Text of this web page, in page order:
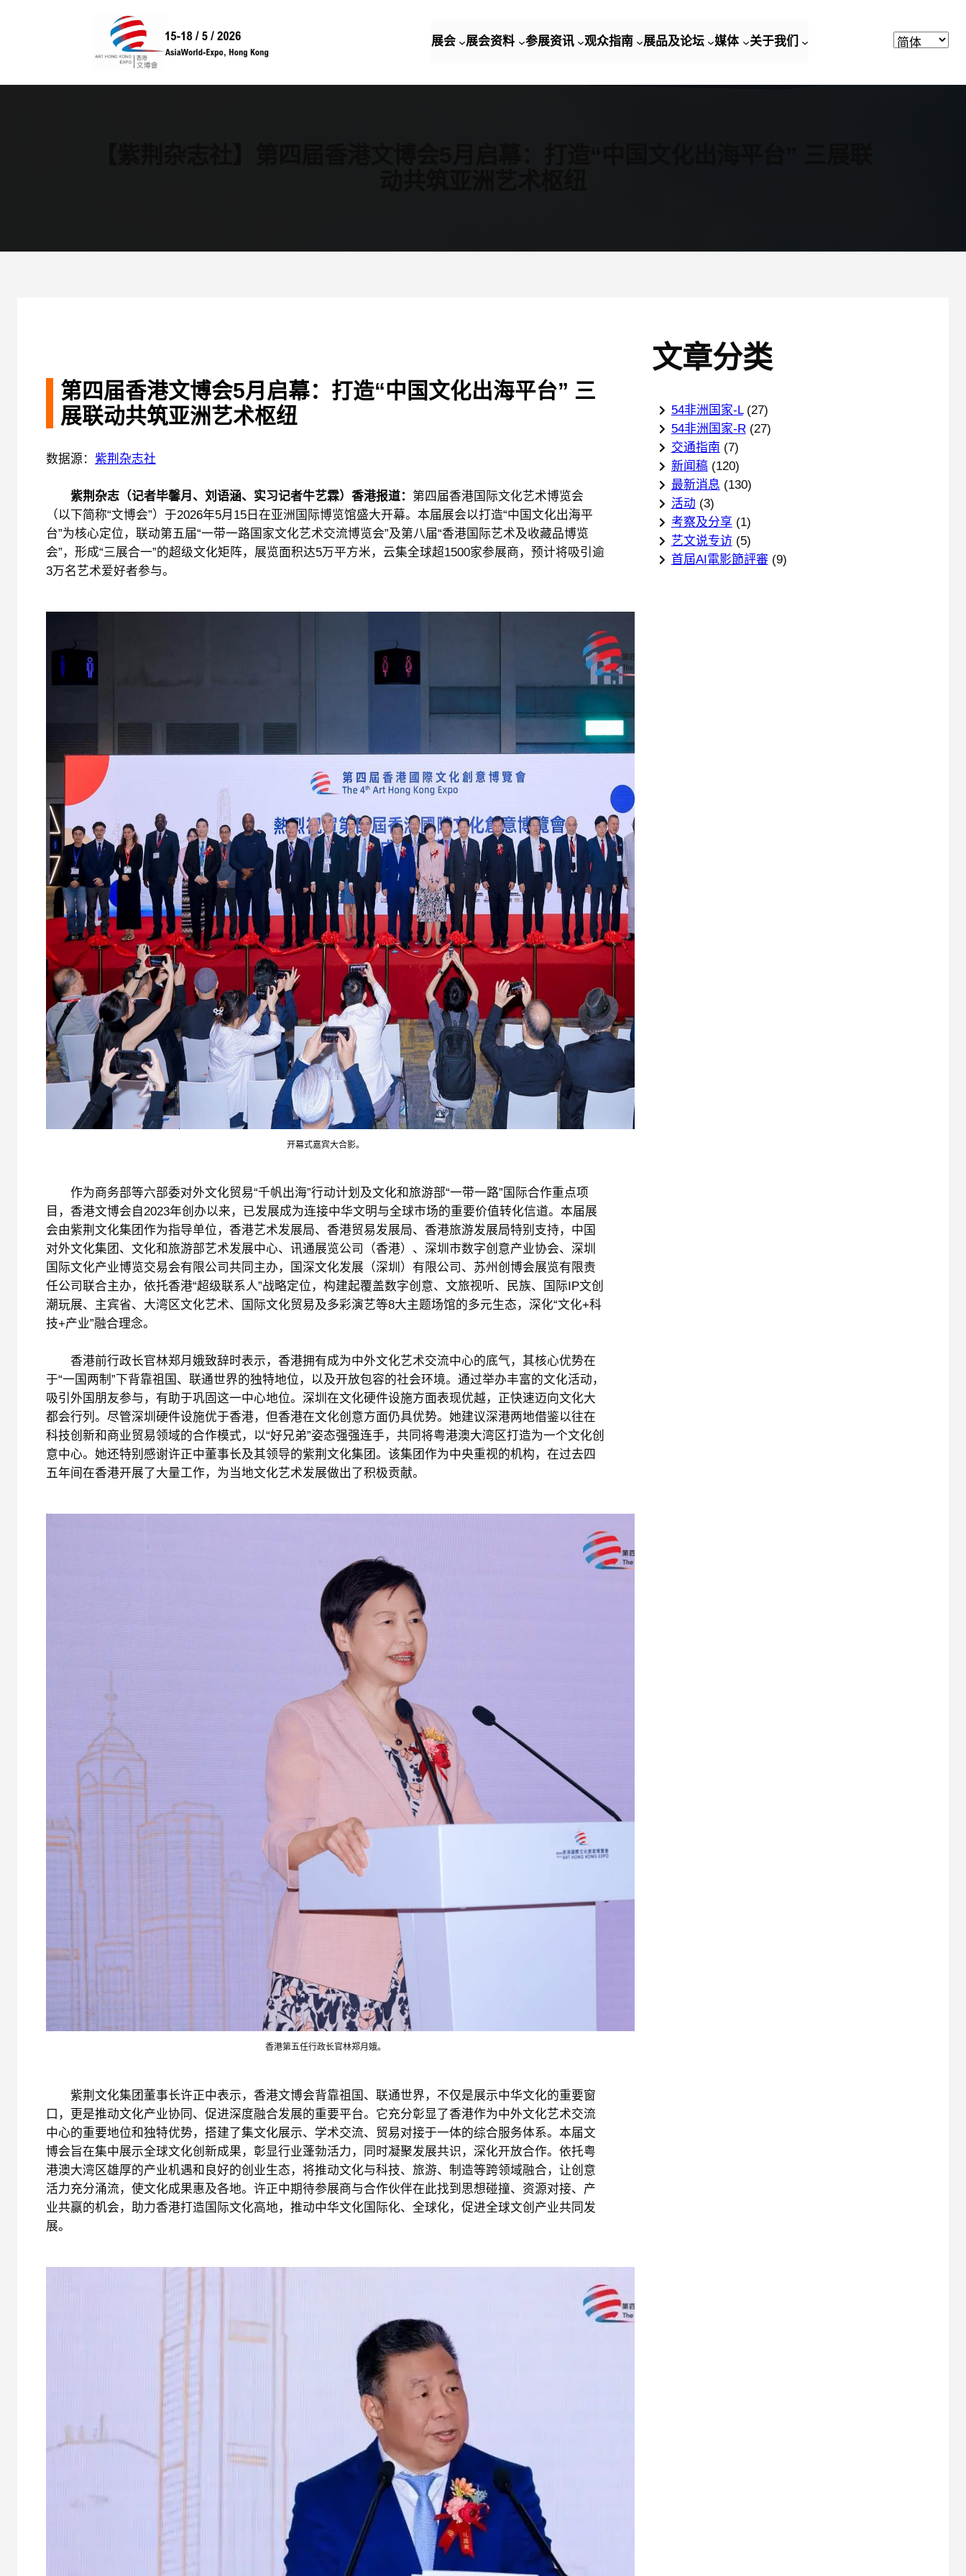
展会 展会资料 参展资讯 观众指南 展品及论坛 媒体 关于我们
第四届香港文博会5月启幕：打造“中国文化出海平台” 三
展联动共筑亚洲艺术枢纽
数据源： 紫荆杂志社
紫荆杂志（记者毕馨月、刘语涵、实习记者牛艺霖）香港报道： 第四届香港国际文化艺术博览会
（以下简称“文博会”）于2026年5月15日在亚洲国际博览馆盛大开幕。本届展会以打造“中国文化出海平
台”为核心定位，联动第五届“一带一路国家文化艺术交流博览会”及第八届“香港国际艺术及收藏品博览
会”，形成“三展合一”的超级文化矩阵，展览面积达5万平方米，云集全球超1500家参展商，预计将吸引逾
3万名艺术爱好者参与。
开幕式嘉宾大合影。
作为商务部等六部委对外文化贸易“千帆出海”行动计划及文化和旅游部“一带一路”国际合作重点项
目，香港文博会自2023年创办以来，已发展成为连接中华文明与全球市场的重要价值转化信道。本届展
会由紫荆文化集团作为指导单位，香港艺术发展局、香港贸易发展局、香港旅游发展局特别支持，中国
对外文化集团、文化和旅游部艺术发展中心、讯通展览公司（香港）、深圳市数字创意产业协会、深圳
国际文化产业博览交易会有限公司共同主办，国深文化发展（深圳）有限公司、苏州创博会展览有限责
任公司联合主办，依托香港“超级联系人”战略定位，构建起覆盖数字创意、文旅视听、民族、国际IP文创
潮玩展、主宾省、大湾区文化艺术、国际文化贸易及多彩演艺等8大主题场馆的多元生态，深化“文化+科
技+产业”融合理念。
香港前行政长官林郑月娥致辞时表示，香港拥有成为中外文化艺术交流中心的底气，其核心优势在
于“一国两制”下背靠祖国、联通世界的独特地位，以及开放包容的社会环境。通过举办丰富的文化活动，
吸引外国朋友参与，有助于巩固这一中心地位。深圳在文化硬件设施方面表现优越，正快速迈向文化大
都会行列。尽管深圳硬件设施优于香港，但香港在文化创意方面仍具优势。她建议深港两地借鉴以往在
科技创新和商业贸易领域的合作模式，以“好兄弟”姿态强强连手，共同将粤港澳大湾区打造为一个文化创
意中心。她还特别感谢许正中董事长及其领导的紫荆文化集团。该集团作为中央重视的机构，在过去四
五年间在香港开展了大量工作，为当地文化艺术发展做出了积极贡献。
香港第五任行政长官林郑月娥。
紫荆文化集团董事长许正中表示，香港文博会背靠祖国、联通世界，不仅是展示中华文化的重要窗
口，更是推动文化产业协同、促进深度融合发展的重要平台。它充分彰显了香港作为中外文化艺术交流
中心的重要地位和独特优势，搭建了集文化展示、学术交流、贸易对接于一体的综合服务体系。本届文
博会旨在集中展示全球文化创新成果，彰显行业蓬勃活力，同时凝聚发展共识，深化开放合作。依托粤
港澳大湾区雄厚的产业机遇和良好的创业生态，将推动文化与科技、旅游、制造等跨领域融合，让创意
活力充分涌流，使文化成果惠及各地。许正中期待参展商与合作伙伴在此找到思想碰撞、资源对接、产
业共赢的机会，助力香港打造国际文化高地，推动中华文化国际化、全球化，促进全球文创产业共同发
展。
文章分类
54非洲国家-L(27)
54非洲国家-R (27)
交通指南 (7)
新闻稿 (120)
最新消息 (130)
活动 (3)
考察及分享 (1)
艺文说专访 (5)
首屆AI電影節評審 (9)